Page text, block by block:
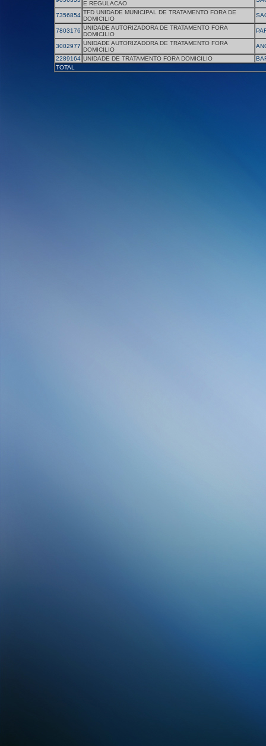
E REGULACAO
7356854 TFD UNIDADE MUNICIPAL DE TRATAMENTO FORA DE
DOMICILIO
7803176 UNIDADE AUTORIZADORA DE TRATAMENTO FORA
DOMICILIO
3002977 UNIDADE AUTORIZADORA DE TRATAMENTO FORA
DOMICILIO
2289164 UNIDADE DE TRATAMENTO FORA DOMICILIO
TOTAL